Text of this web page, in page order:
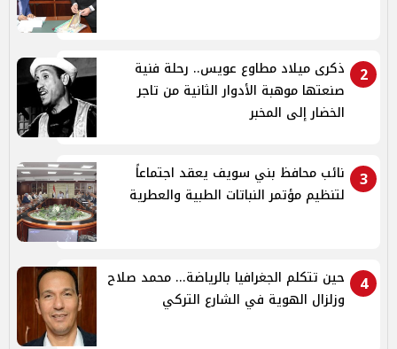
2
ذكرى ميلاد مطاوع عويس.. رحلة فنية
صنعتها موهبة الأدوار الثانية من تاجر
الخضار إلى المخبر
3
نائب محافظ بني سويف يعقد اجتماعاً
لتنظيم مؤتمر النباتات الطبية والعطرية
4
حين تتكلم الجغرافيا بالرياضة... محمد صلاح
وزلزال الهوية في الشارع التركي